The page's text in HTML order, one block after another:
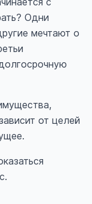
Одни
мечтают о
от целей